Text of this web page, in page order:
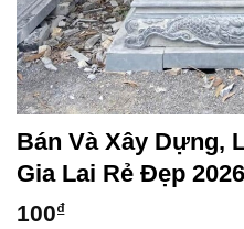
Bán Và Xây Dựng,
Gia Lai Rẻ Đẹp 2026
100₫